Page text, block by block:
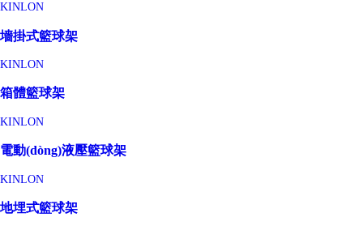
KINLON
墻掛式籃球架
KINLON
箱體籃球架
KINLON
電動(dòng)液壓籃球架
KINLON
地埋式籃球架